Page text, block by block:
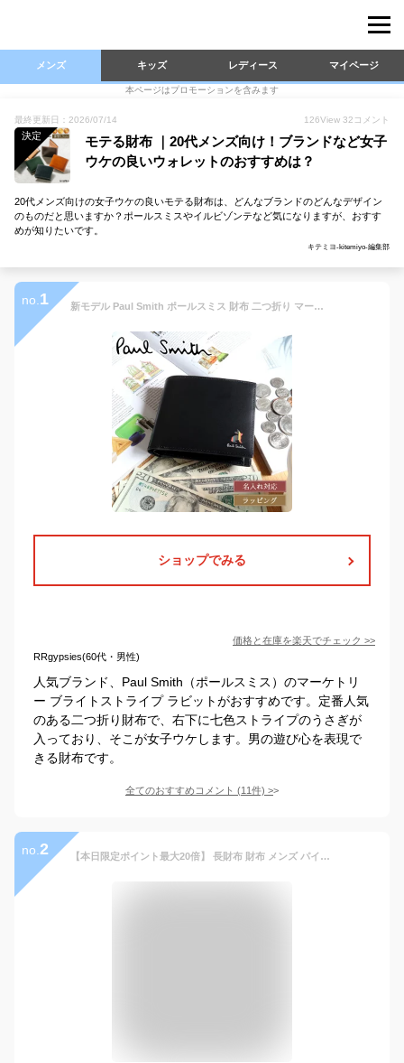
メンズ キッズ レディース マイページ
本ページはプロモーションを含みます
最終更新日：2026/07/14 126View 32 コメント
決定
モテる財布 ｜20代メンズ向け！ブランドなど女子
ウケの良いウォレットのおすすめは？
20代メンズ向けの女子ウケの良いモテる財布は、どんなブランドのどんなデザイン
のものだと思いますか？ポールスミスやイルビゾンテなど気になりますが、おすす
めが知りたいです。
キテミヨ-kitemiyo-編集部
no. 1 新モデル Paul Smith ポールスミス 財布 二つ折り マーケトリー ブライトストライプ ラビット 2つ折り財布 813018 P905 小銭入れ メンズ レディース ブランド ギフト プレゼント 実用的 うさぎ 男性 誕生日 可愛い おしゃれ 【名入れ可】
ショップでみる
価格と在庫を楽天でチェック >>
RRgypsies(60代・男性)
人気ブランド、Paul Smith（ポールスミス）のマーケトリ
ー ブライトストライプ ラビットがおすすめです。定番人気
のある二つ折り財布で、右下に七色ストライプのうさぎが
入っており、そこが女子ウケします。男の遊び心を表現で
きる財布です。
全てのおすすめコメント (11件) >
no. 2 【本日限定ポイント最大20倍】 長財布 財布 メンズ パイソン レザー 蛇 蛇柄 ヘビ柄 ヘビ 革 蛇革 白蛇 風水 ギフト おしゃれ 開運 財運 金運 アップ 白 ホワイト 黒 ブラック wallet Wファスナー